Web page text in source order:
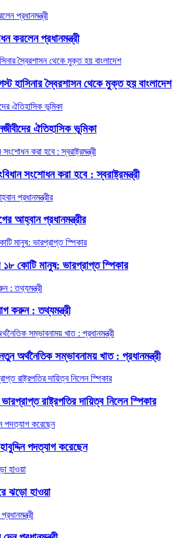
করলেন প্রধানমন্ত্রী
হাসিনার স্বৈরশাসন থেকে মুক্ত হয় বাংলাদেশ
ঐতিহাসিক ভূমিকা
সংশোধন করা হবে : স্বরাষ্ট্রমন্ত্রী
আহ্বান প্রধানমন্ত্রীর
১৮ কোটি মানুষ: ভারপ্রাপ্ত স্পিকার
করুন : তথ্যমন্ত্রী
অর্থনৈতিক সম্ভাবনাময় খাত : প্রধানমন্ত্রী
রাষ্ট্রপতির দায়িত্ব নিলেন স্পিকার
পদত্যাগ করেছেন
ঝড়ো হাওয়া